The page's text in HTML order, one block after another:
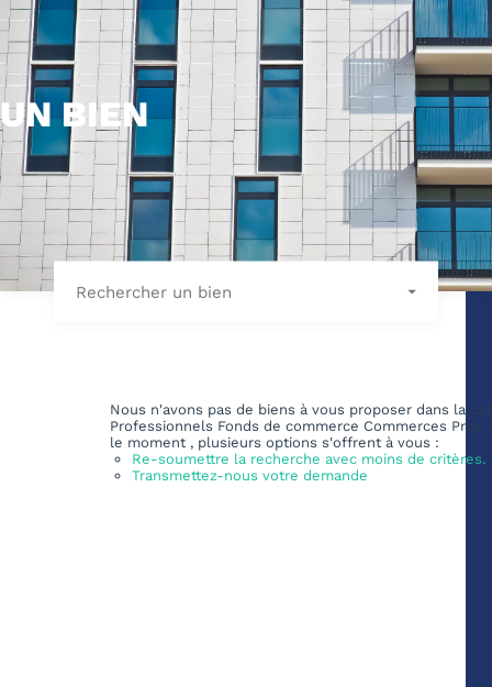
UN BIEN
Rechercher un bien
Nous n'avons pas de biens à vous proposer dans la
Professionnels Fonds de commerce Commerces Prox.
le moment , plusieurs options s'offrent à vous :
Re-soumettre la recherche avec moins de critères.
Transmettez-nous votre demande